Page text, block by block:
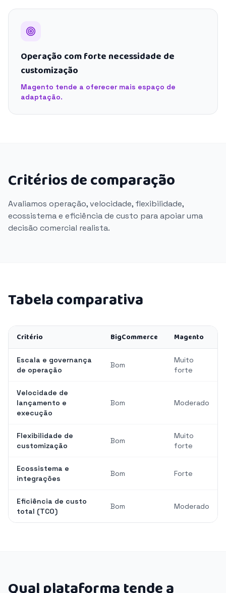
Operação com forte necessidade de
customização
Magento tende a oferecer mais espaço de
adaptação.
Critérios de comparação
Avaliamos operação, velocidade, flexibilidade,
ecossistema e eficiência de custo para apoiar uma
decisão comercial realista.
Tabela comparativa
Critério BigCommerce Magento
Escala e governança
de operação
Bom
Muito
forte
Velocidade de
lançamento e
execução
Bom Moderado
Flexibilidade de
customização
Bom
Muito
forte
Ecossistema e
integrações
Bom Forte
Eficiência de custo
total (TCO)
Bom Moderado